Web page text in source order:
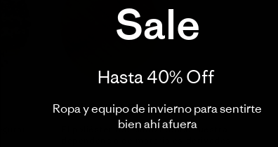
Poliéster Reciclado
El poliéster reciclado reduce nuestra
Sale
Hasta 40% Off ​
Ropa y equipo de invierno para sentirte
bien ahí afuera​